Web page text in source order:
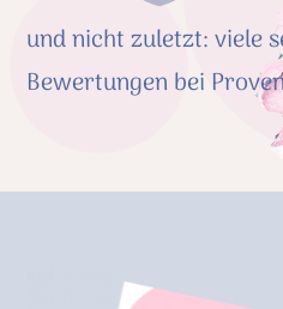
und nicht zuletzt: viele
Bewertungen bei